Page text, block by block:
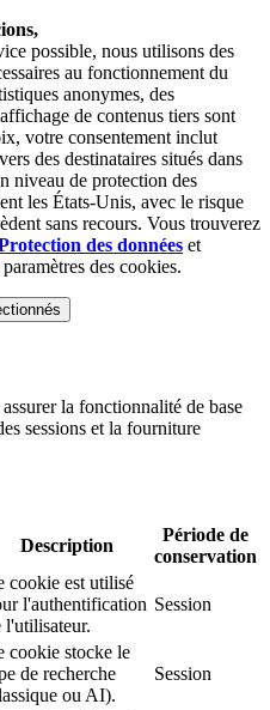
possible, nous utilisons des
au fonctionnement du
anonymes, des
de contenus tiers sont
votre consentement inclut
des destinataires situés dans
niveau de protection des
les États-Unis, avec le risque
sans recours. Vous trouverez
des données et
des cookies.
la fonctionnalité de base
sessions et la fourniture
Description
Période de
conservation
cookie est utilisé
l'authentification
l'utilisateur.
Session
cookie stocke le
de recherche
ou AI).
Session